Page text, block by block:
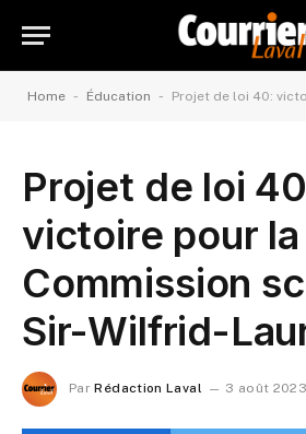
Home - Éducation - Projet de loi 40: victoire pour la
Projet de loi
victoire pour la
Commission
Sir-Wilfrid-
Par Rédaction Laval 3 août 2023